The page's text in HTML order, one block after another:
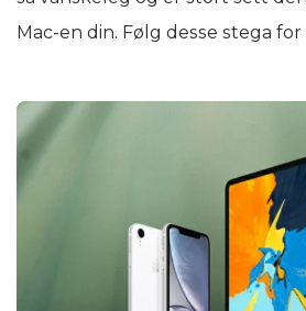
Mac-en din. Følg desse stega for